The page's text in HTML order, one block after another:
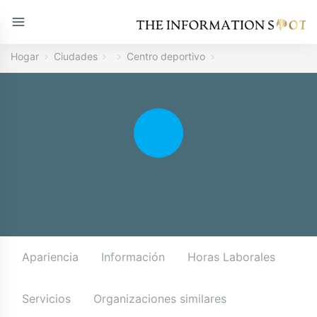
Hogar Ciudades Centro deportivo
Apariencia Información Horas Laborales
Servicios Organizaciones similares